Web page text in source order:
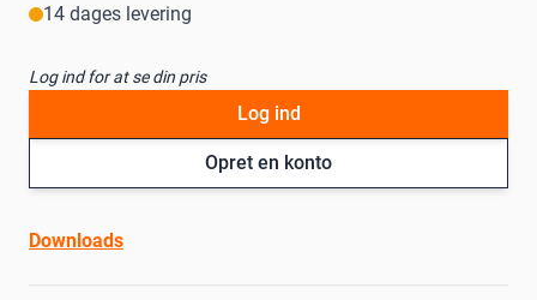
14 dages levering
Log ind for at se din pris
Opret en konto
Log ind
Downloads